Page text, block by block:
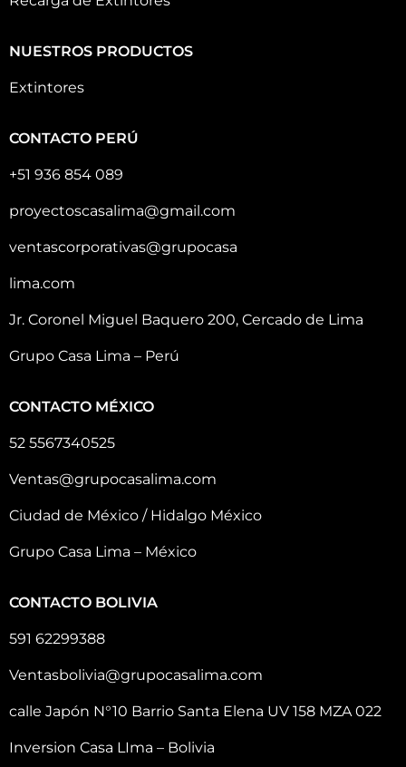
NUESTROS PRODUCTOS
Extintores
CONTACTO PERÚ
+51 936 854 089
proyectoscasalima@gmail.com
ventascorporativas@grupocasa
lima.com
Jr. Coronel Miguel Baquero 200, Cercado de Lima
Grupo Casa Lima – Perú
CONTACTO MÉXICO
52 5567340525
Ventas@grupocasalima.com
Ciudad de México / Hidalgo México
Grupo Casa Lima – México
CONTACTO BOLIVIA
591 62299388
Ventasbolivia@grupocasalima.com
calle Japón N°10 Barrio Santa Elena UV 158 MZA 022
Inversion Casa LIma – Bolivia